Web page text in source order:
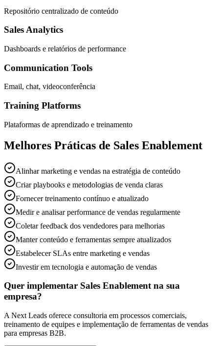
Repositório centralizado de conteúdo
Sales Analytics
Dashboards e relatórios de performance
Communication Tools
Email, chat, videoconferência
Training Platforms
Plataformas de aprendizado e treinamento
Melhores Práticas de Sales Enablement
Alinhar marketing e vendas na estratégia de conteúdo
Criar playbooks e metodologias de venda claras
Fornecer treinamento contínuo e atualizado
Medir e analisar performance de vendas regularmente
Coletar feedback dos vendedores para melhorias
Manter conteúdo e ferramentas sempre atualizados
Estabelecer SLAs entre marketing e vendas
Investir em tecnologia e automação de vendas
Quer implementar Sales Enablement na sua
empresa?
A Next Leads oferece consultoria em processos comerciais,
treinamento de equipes e implementação de ferramentas de vendas
para empresas B2B.